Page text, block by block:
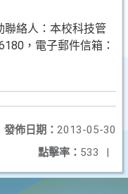
聯絡人：本校科技管
，電子郵件信箱：
發佈日期： 2013-05-30
點擊率： 533 |